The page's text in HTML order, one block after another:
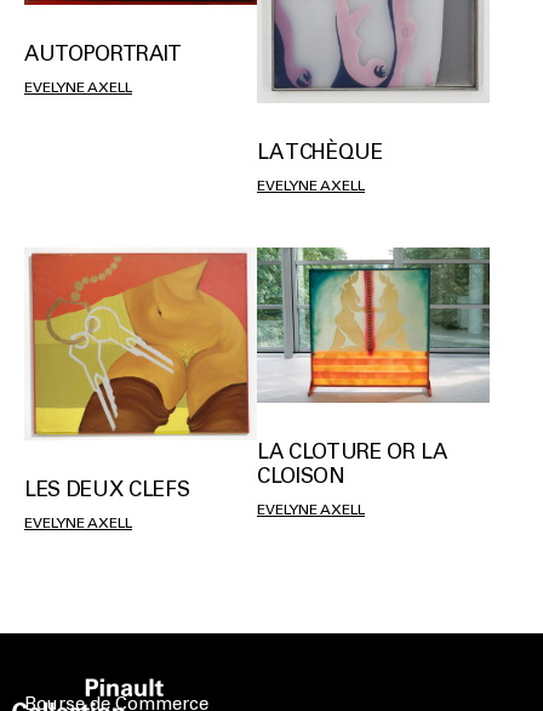
AUTOPORTRAIT
EVELYNE AXELL
LA TCHÈQUE
EVELYNE AXELL
LES DEUX CLEFS
EVELYNE AXELL
LA CLOTURE OR LA
CLOISON
EVELYNE AXELL
Bourse de Commerce